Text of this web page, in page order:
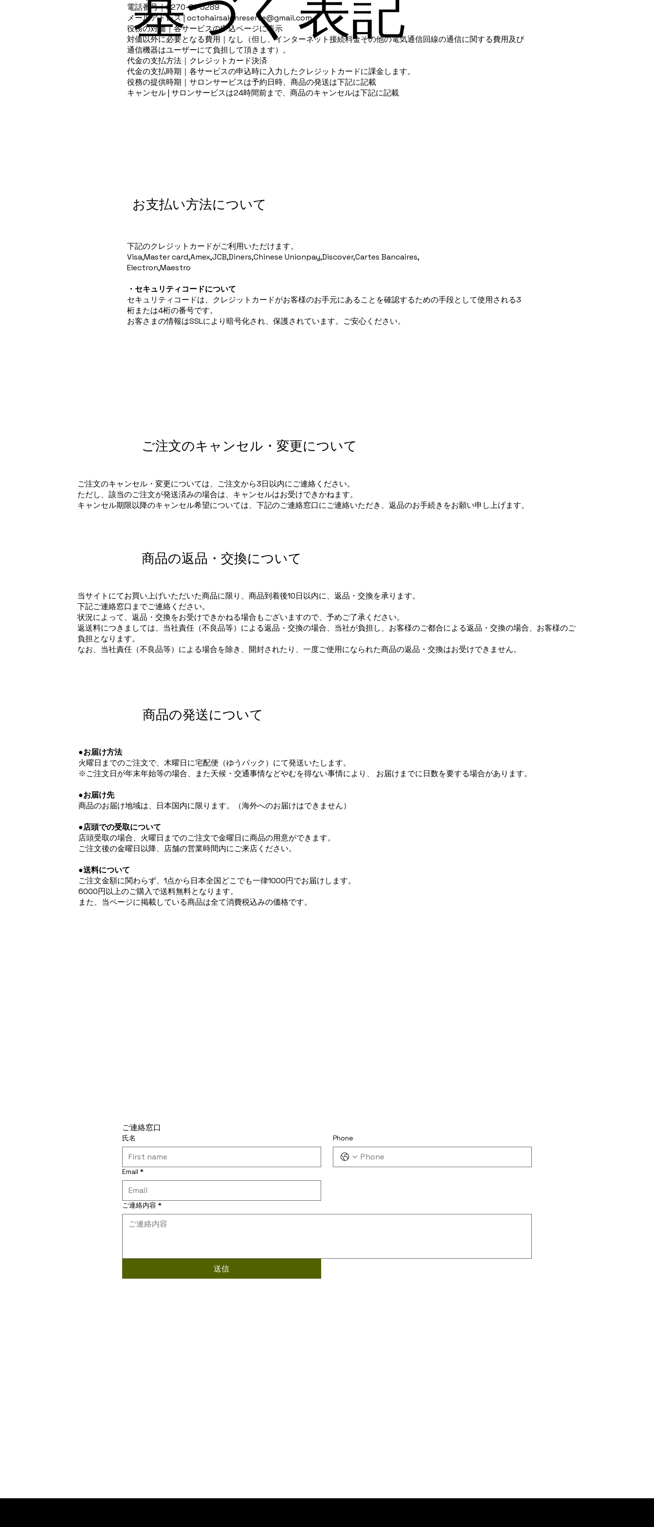
電話番号｜0270-61-5289
メールアドレス | octohairsalonreserve@gmail.com
役務の対価｜各サービスの申込ページに表示
対価以外に必要となる費用｜なし（但し、インターネット接続料金その他の電気通信回線の通信に関する費用及び
通信機器はユーザーにて負担して頂きます）。
代金の支払方法｜クレジットカード決済
代金の支払時期｜各サービスの申込時に入力したクレジットカードに課金します。
役務の提供時期｜サロンサービスは予約日時、商品の発送は下記に記載
キャンセル | サロンサービスは24時間前まで、商品のキャンセルは下記に記載
お支払い方法について
下記のクレジットカードがご利用いただけます。
Visa,Master card,Amex,JCB,Diners,Chinese Unionpay,Discover,Cartes Bancaires,
Electron,Maestro
・セキュリティコードについて
セキュリティコードは、クレジットカードがお客様のお手元にあることを確認するための手段として使用される3
桁または4桁の番号です。
お客さまの情報はSSLにより暗号化され、保護されています。ご安心ください。
ご注文のキャンセル・変更について
ご注文のキャンセル・変更については、ご注文から3日以内にご連絡ください。
ただし、該当のご注文が発送済みの場合は、キャンセルはお受けできかねます。
キャンセル期限以降のキャンセル希望については、下記のご連絡窓口にご連絡いただき、返品のお手続きをお願い申し上げます。
当サイトにてお買い上げいただいた商品に限り、商品到着後10日以内に、返品・交換を承ります。
下記ご連絡窓口までご連絡ください。
状況によって、返品・交換をお受けできかねる場合もございますので、予めご了承ください。
返送料につきましては、当社責任（不良品等）による返品・交換の場合、当社が負担し、お客様のご都合による返品・交換の場合、お客様のご
負担となります。
なお、当社責任（不良品等）による場合を除き、開封されたり、一度ご使用になられた商品の返品・交換はお受けできません。
商品の返品・交換について
●お届け方法
火曜日までのご注文で、木曜日に宅配便（ゆうパック）にて発送いたします。
※ご注文日が年末年始等の場合、また天候・交通事情などやむを得ない事情により、 お届けまでに日数を要する場合があります。
●お届け先
商品のお届け地域は、日本国内に限ります。（海外へのお届けはできません）
●店頭での受取について
店頭受取の場合、火曜日までのご注文で金曜日に商品の用意ができます。
​ご注文後の金曜日以降、店舗の営業時間内にご来店ください。
●送料について
ご注文金額に関わらず、1点から日本全国どこでも一律1000円でお届けします。
6000円以上のご購入で送料無料となります。
また、当ページに掲載している商品は全て消費税込みの価格です。
商品の発送について
ご連絡窓口
氏名 Phone
Email *
ご連絡内容 *
送信